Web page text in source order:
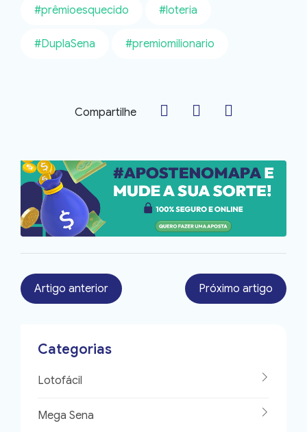
#prêmioesquecido #loteria
#DuplaSena #premiomilionario
Compartilhe
Artigo anterior Próximo artigo
Categorias
Lotofácil
Mega Sena